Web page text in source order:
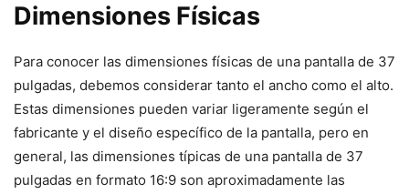
Dimensiones Físicas
Para conocer las dimensiones físicas de una pantalla de 37
pulgadas, debemos considerar tanto el ancho como el alto.
Estas dimensiones pueden variar ligeramente según el
fabricante y el diseño específico de la pantalla, pero en
general, las dimensiones típicas de una pantalla de 37
pulgadas en formato 16:9 son aproximadamente las